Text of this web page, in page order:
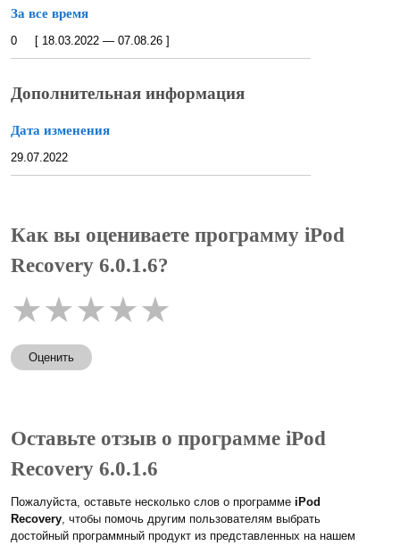
За все время
0 [ 18.03.2022 — 07.08.26 ]
Дополнительная информация
Дата изменения
29.07.2022
Как вы оцениваете программу iPod
Recovery 6.0.1.6?
★★★★★
Оценить
Оставьте отзыв о программе iPod
Recovery 6.0.1.6
Пожалуйста, оставьте несколько слов о программе iPod
Recovery, чтобы помочь другим пользователям выбрать
достойный программный продукт из представленных на нашем